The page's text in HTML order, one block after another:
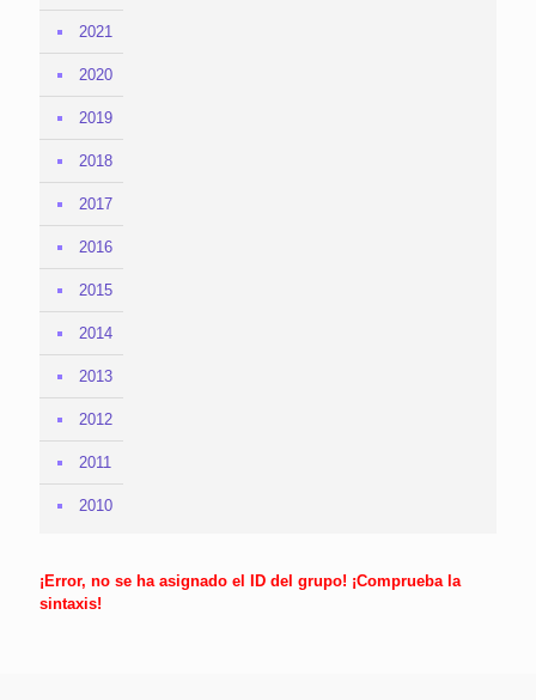
2021
2020
2019
2018
2017
2016
2015
2014
2013
2012
2011
2010
¡Error, no se ha asignado el ID del grupo! ¡Comprueba la
sintaxis!